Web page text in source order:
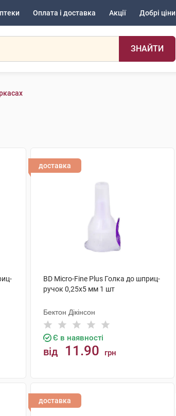
Оплата і доставка Акції Добрі ціни
ЗНАЙТИ
доставка
BD Micro-Fine Plus Голка до шприц-
ручок 0,25х5 мм 1 шт
Бектон Дікінсон
Є в наявності
від 11.90 грн
доставка